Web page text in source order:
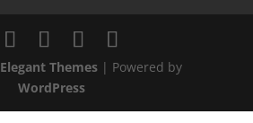
Elegant Themes| Powered by
WordPress